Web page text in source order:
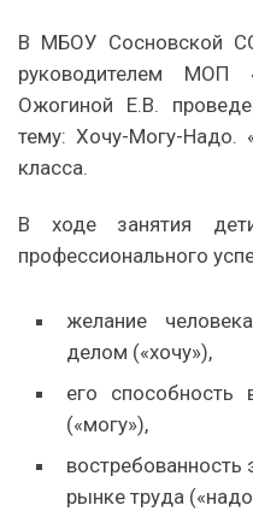
В МБОУ Сосновской
руководителем МОП
Ожогиной Е.В.
тему: Хочу-Могу-Надо.
класса.
В ходе занятия
профессионального
желание
делом («хочу»),
его способность
(«могу»),
востребованность
рынке труда